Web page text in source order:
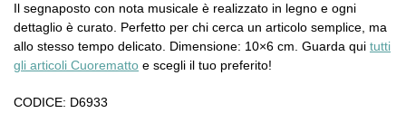
Il segnaposto con nota musicale è realizzato in legno e ogni
dettaglio è curato. Perfetto per chi cerca un articolo semplice, ma
allo stesso tempo delicato. Dimensione: 10×6 cm. Guarda qui tutti
gli articoli Cuorematto e scegli il tuo preferito!
CODICE: D6933